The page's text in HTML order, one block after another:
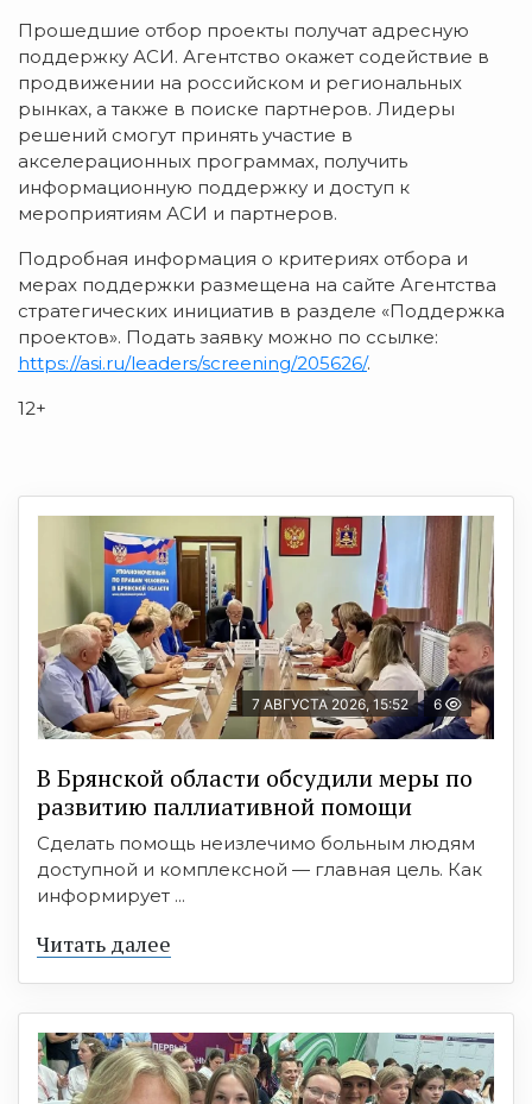
Прошедшие отбор проекты получат адресную
поддержку АСИ. Агентство окажет содействие в
продвижении на российском и региональных
рынках, а также в поиске партнеров. Лидеры
решений смогут принять участие в
акселерационных программах, получить
информационную поддержку и доступ к
мероприятиям АСИ и партнеров.
Подробная информация о критериях отбора и
мерах поддержки размещена на сайте Агентства
стратегических инициатив в разделе «Поддержка
проектов». Подать заявку можно по ссылке:
https://asi.ru/leaders/screening/205626/.
12+
7 АВГУСТА 2026, 15:52 6
В Брянской области обсудили меры по
развитию паллиативной помощи
Сделать помощь неизлечимо больным людям
доступной и комплексной — главная цель. Как
информирует ...
Читать далее